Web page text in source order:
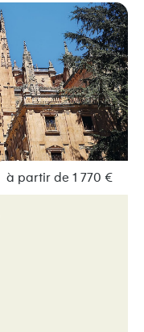
à partir de 1 770 €